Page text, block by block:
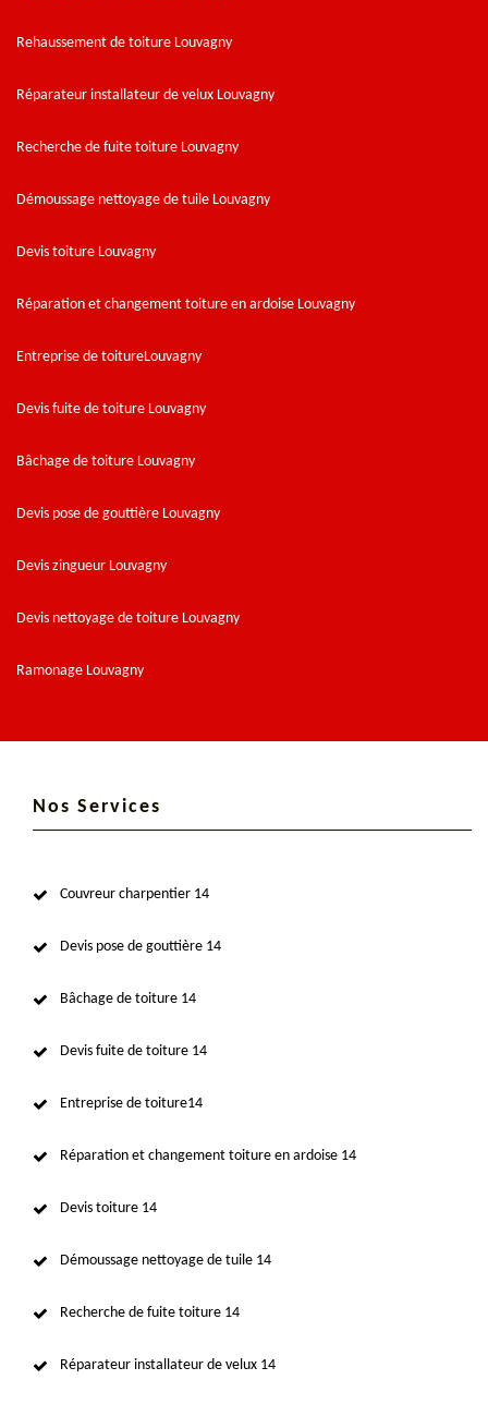
Rehaussement de toiture Louvagny
Réparateur installateur de velux Louvagny
Recherche de fuite toiture Louvagny
Démoussage nettoyage de tuile Louvagny
Devis toiture Louvagny
Réparation et changement toiture en ardoise Louvagny
Entreprise de toitureLouvagny
Devis fuite de toiture Louvagny
Bâchage de toiture Louvagny
Devis pose de gouttière Louvagny
Devis zingueur Louvagny
Devis nettoyage de toiture Louvagny
Ramonage Louvagny
Nos Services
Couvreur charpentier 14
Devis pose de gouttière 14
Bâchage de toiture 14
Devis fuite de toiture 14
Entreprise de toiture14
Réparation et changement toiture en ardoise 14
Devis toiture 14
Démoussage nettoyage de tuile 14
Recherche de fuite toiture 14
Réparateur installateur de velux 14